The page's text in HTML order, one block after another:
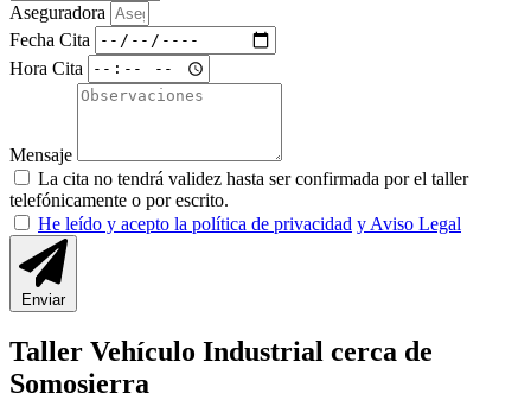
Aseguradora
Fecha Cita
Hora Cita
Mensaje
La cita no tendrá validez hasta ser confirmada por el taller
telefónicamente o por escrito.
He leído y acepto la política de privacidad y Aviso Legal
Enviar
Taller Vehículo Industrial cerca de
Somosierra